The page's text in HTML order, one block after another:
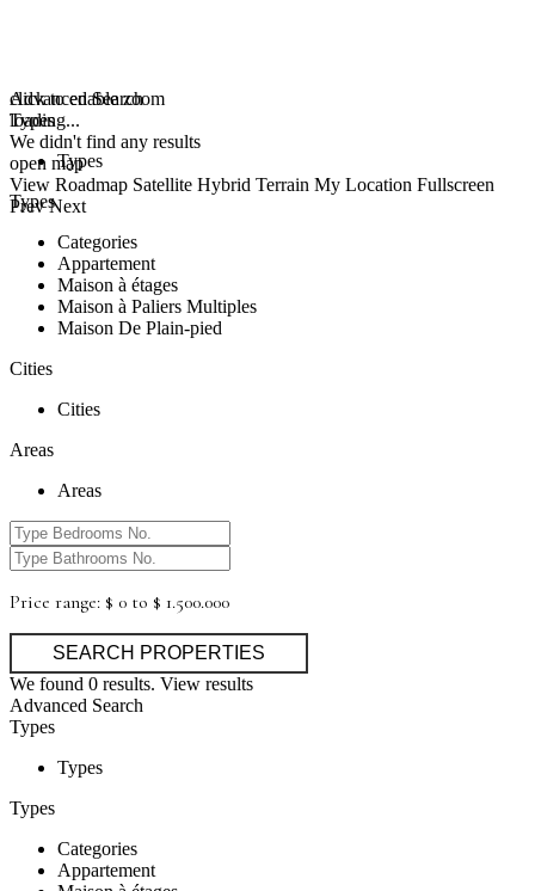
click to enable zoom
loading...
We didn't find any results
open map
View Roadmap Satellite Hybrid Terrain My Location Fullscreen
Prev Next
Advanced Search
Types
Types
Types
Categories
Appartement
Maison à étages
Maison à Paliers Multiples
Maison De Plain-pied
Cities
Cities
Areas
Areas
Price range: $ 0 to $ 1.500.000
We found 0 results. View results
Advanced Search
Types
Types
Types
Categories
Appartement